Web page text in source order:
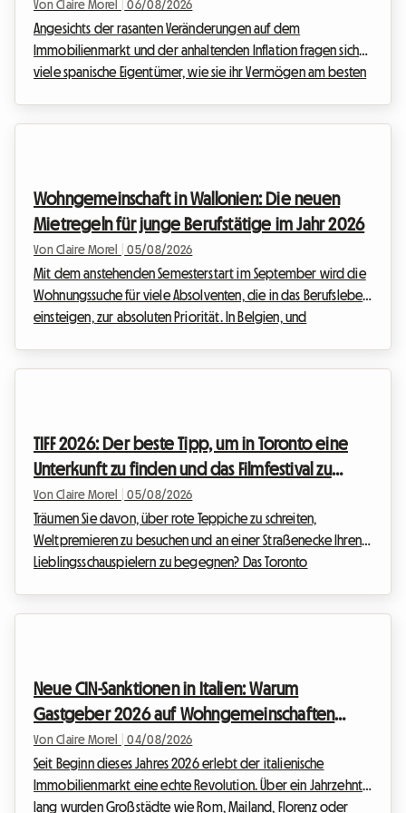
Wohnung zur bevorzugten Option für
Gastgeber in Spanien wird
Von Claire Morel 06/08/2026
Angesichts der rasanten Veränderungen auf dem
Immobilienmarkt und der anhaltenden Inflation fragen sich
viele spanische Eigentümer, wie sie ihr Vermögen am besten
ganzer Unterkünfte hin zur Vermietung von Einzelzimmern.
Ab...
Wohngemeinschaft in Wallonien: Die neuen
Mietregeln für junge Berufstätige im Jahr 2026
Von Claire Morel 05/08/2026
Mit dem anstehenden Semesterstart im September wird die
Wohnungssuche für viele Absolventen, die in das Berufsleben
einsteigen, zur absoluten Priorität. In Belgien, und
Bei Roomlala wissen wir, dass das Zusammenziehen mit
anderen ma...
TIFF 2026: Der beste Tipp, um in Toronto eine
Unterkunft zu finden und das Filmfestival zu
erleben, ohne ein Vermögen auszugeben
Von Claire Morel 05/08/2026
Träumen Sie davon, über rote Teppiche zu schreiten,
Weltpremieren zu besuchen und an einer Straßenecke Ihren
Lieblingsschauspielern zu begegnen? Das Toronto
komfortable Bleibe zu finden, ohne das...
Neue CIN-Sanktionen in Italien: Warum
Gastgeber 2026 auf Wohngemeinschaften
setzen
Von Claire Morel 04/08/2026
Seit Beginn dieses Jahres 2026 erlebt der italienische
Immobilienmarkt eine echte Revolution. Über ein Jahrzehnt
lang wurden Großstädte wie Rom, Mailand, Florenz oder